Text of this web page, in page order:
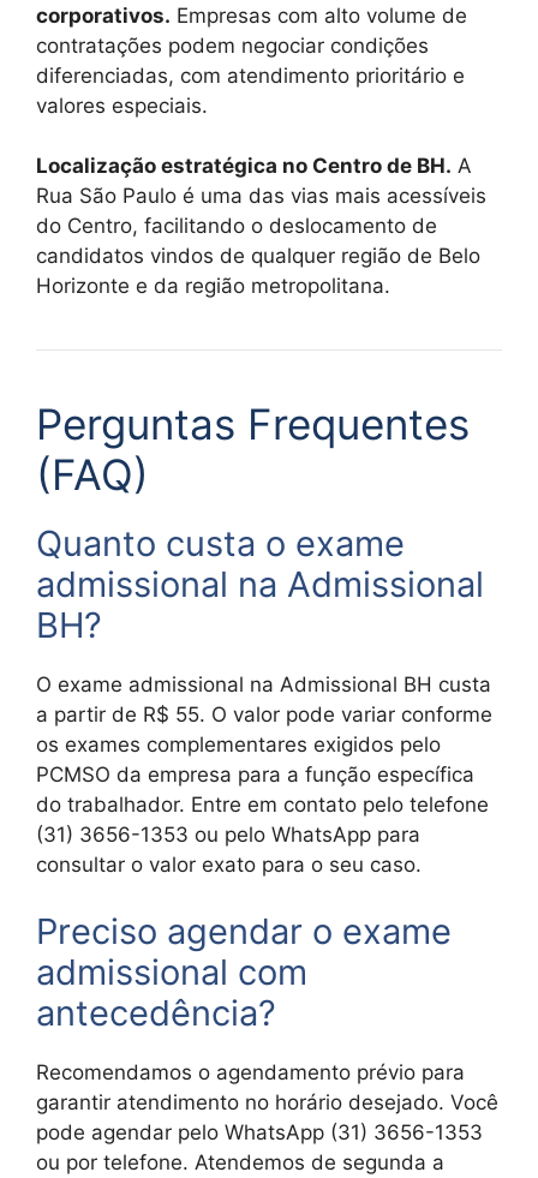
corporativos. Empresas com alto volume de
contratações podem negociar condições
diferenciadas, com atendimento prioritário e
valores especiais.
Localização estratégica no Centro de BH. A
Rua São Paulo é uma das vias mais acessíveis
do Centro, facilitando o deslocamento de
candidatos vindos de qualquer região de Belo
Horizonte e da região metropolitana.
Perguntas Frequentes
(FAQ)
Quanto custa o exame
admissional na Admissional
BH?
O exame admissional na Admissional BH custa
a partir de R$ 55. O valor pode variar conforme
os exames complementares exigidos pelo
PCMSO da empresa para a função específica
do trabalhador. Entre em contato pelo telefone
(31) 3656-1353 ou pelo WhatsApp para
consultar o valor exato para o seu caso.
Preciso agendar o exame
admissional com
antecedência?
Recomendamos o agendamento prévio para
garantir atendimento no horário desejado. Você
pode agendar pelo WhatsApp (31) 3656-1353
ou por telefone. Atendemos de segunda a